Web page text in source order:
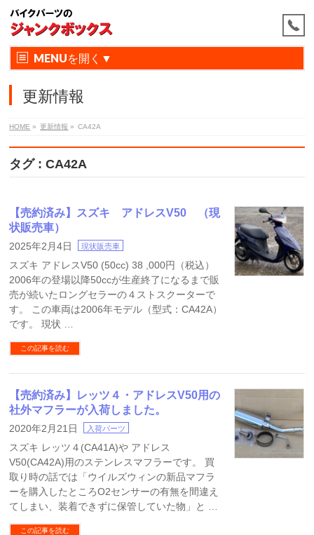
MENU
更新情報
HOME » 更新情報 » CA42A
タグ : CA42A
【売約済み】スズキ アドレスV50 （現
状販売車）
2025年2月4日 現状販売車
スズキ アドレスV50 (50cc) 38 ,000円（税込）
2006年の登場以降50ccが生産終了になるまで販
売が続いたロングセラーの４ストスクーターで
す。 この車両は2006年モデル（型式：CA42A）
です。 現状 …
この記事を読む
【売約済み】レッツ４・アドレスV50用の
社外マフラーが入荷しました。
2020年2月21日 入荷パーツ
スズキ レッツ４(CA41A)や アドレス
V50(CA42A)用のステンレスマフラーです。 買
取り時の話では「ウイルズウィンの新品マフラ
ーを購入したところO2センサーの有無を間違え
てしまい、装着できずに保管していた物」と …
この記事を読む